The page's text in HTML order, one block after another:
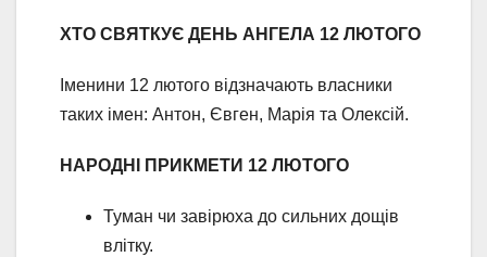
ХТО СВЯТКУЄ ДЕНЬ АНГЕЛА 12 ЛЮТОГО
Іменини 12 лютого відзначають власники
таких імен: Антон, Євген, Марія та Олексій.
НАРОДНІ ПРИКМЕТИ 12 ЛЮТОГО
Туман чи завірюха до сильних дощів
влітку.